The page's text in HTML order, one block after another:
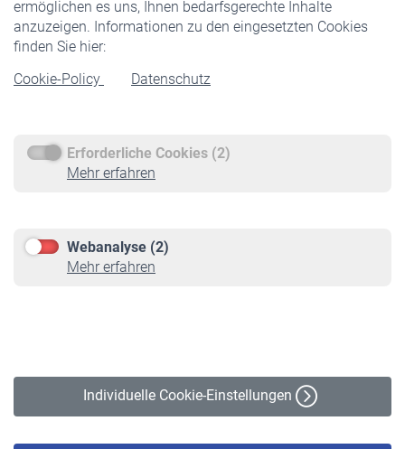
ermöglichen es uns, Ihnen bedarfsgerechte Inhalte
anzuzeigen. Informationen zu den eingesetzten Cookies
finden Sie hier:
Cookie-Policy
Datenschutz
Erforderliche Cookies (2)
Mehr erfahren
Webanalyse (2)
Mehr erfahren
Individuelle Cookie-Einstellungen
Rentner
Rentenbeginn
Rente beantragen
Service
Informationen
Online-Rechner
VBLnewsletter
Erklärung zur Barrierefreiheit